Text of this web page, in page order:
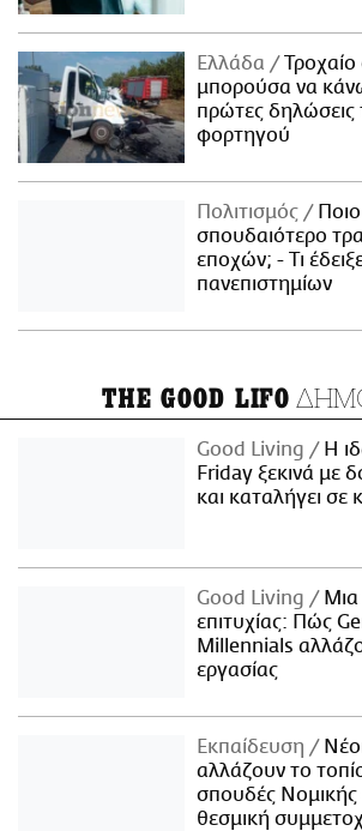
Ελλάδα
Τροχαίο
μπορούσα να
πρώτες
φορτηγού
Πολιτισμός
Ποιο
σπουδαιότερο
εποχών; - Τι
πανεπιστημίων
THE GOOD LIFO
Good Living
Η
Friday ξεκινά με
και καταλήγει σε
Good Living
Μια
επιτυχίας: Πώς
Millennials
εργασίας
Εκπαίδευση
αλλάζουν το
σπουδές
θεσμική